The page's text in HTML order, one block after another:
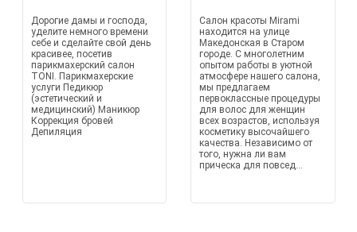
Дорогие дамы и господа,
уделите немного времени
себе и сделайте свой день
красивее, посетив
парикмахерский салон
TONI. Парикмахерские
услуги Педикюр
(эстетический и
медицинский) Маникюр
Коррекция бровей
Депиляция
Салон красоты Mirami
находится на улице
Македонская в Старом
городе. С многолетним
опытом работы в уютной
атмосфере нашего салона,
мы предлагаем
первоклассные процедуры
для волос для женщин
всех возрастов, используя
косметику высочайшего
качества. Независимо от
того, нужна ли вам
прическа для повсед...